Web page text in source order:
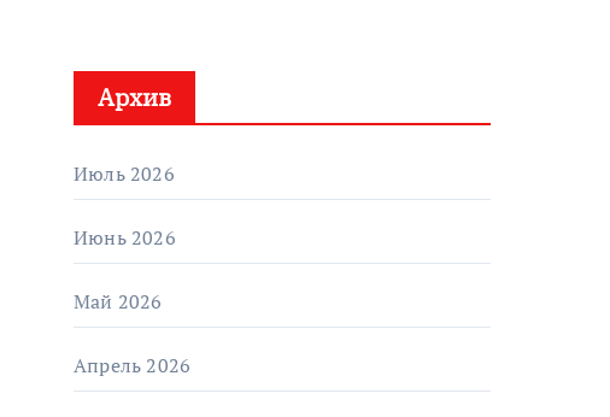
Архив
Июль 2026
Июнь 2026
Май 2026
Апрель 2026